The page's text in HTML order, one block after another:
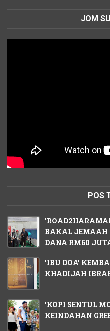
JOM
POS
BAKAL JEMAAH
DANA RM60
'IBU DOA'
KHADIJAH
'KOPI SENTUL
KEINDAHAN